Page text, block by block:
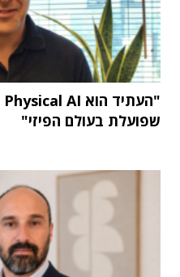
שפועלת בעולם הפיזי"